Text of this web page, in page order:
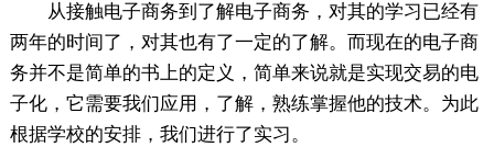
从接触电子商务到了解电子商务，对其的学习已经有
两年的时间了，对其也有了一定的了解。而现在的电子商
务并不是简单的书上的定义，简单来说就是实现交易的电
子化，它需要我们应用，了解，熟练掌握他的技术。为此
根据学校的安排，我们进行了实习。